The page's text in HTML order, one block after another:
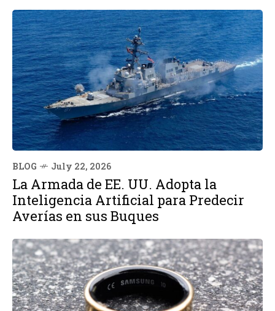
BLOG July 22, 2026
La Armada de EE. UU. Adopta la
Inteligencia Artificial para Predecir
Averías en sus Buques